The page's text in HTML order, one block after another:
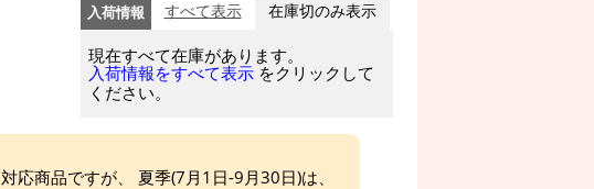
入荷情報 すべて表示 在庫切のみ表示
現在すべて在庫があります。
入荷情報をすべて表示 をクリックして
ください。
対応商品ですが、 夏季(7月1日-9月30日)は、